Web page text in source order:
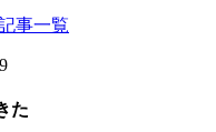
事一覧
た